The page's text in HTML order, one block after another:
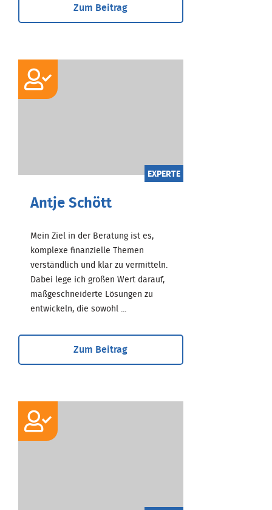
Zum Beitrag
EXPERTE
Antje Schött
Mein Ziel in der Beratung ist es,
komplexe finanzielle Themen
verständlich und klar zu vermitteln.
Dabei lege ich großen Wert darauf,
maßgeschneiderte Lösungen zu
entwickeln, die sowohl ...
Zum Beitrag